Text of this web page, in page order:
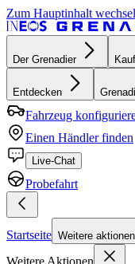
Zum Hauptinhalt
Der Grenadier
Entdecken
Fahrzeug
Einen Händler finden
Live-Chat
Probefahrt
Startseite Weitere aktionen
Weitere Aktionen